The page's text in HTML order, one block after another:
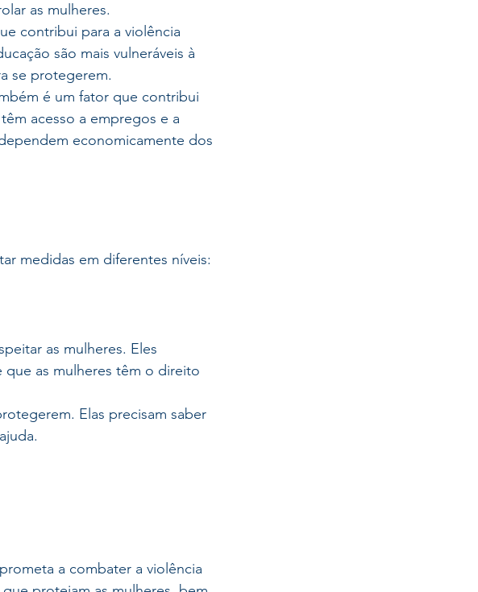
as mulheres.
contribui para a violência
são mais vulneráveis à
se protegerem.
é um fator que contribui
acesso a empregos e a
economicamente dos
medidas em diferentes níveis:
as mulheres. Eles
que as mulheres têm o direito
Elas precisam saber
a combater a violência